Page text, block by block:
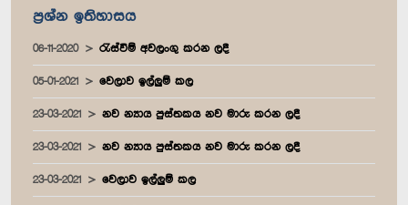
ප්‍රශ්න ඉතිහාසය
06-11-2020 රැස්වීම් අවලංගු කරන ලදී
05-01-2021 වෙලාව ඉල්ලුම් කල
23-03-2021 නව න්‍යාය පුස්තකය නව මාරු කරන ලදී
23-03-2021 නව න්‍යාය පුස්තකය නව මාරු කරන ලදී
23-03-2021 වෙලාව ඉල්ලුම් කල